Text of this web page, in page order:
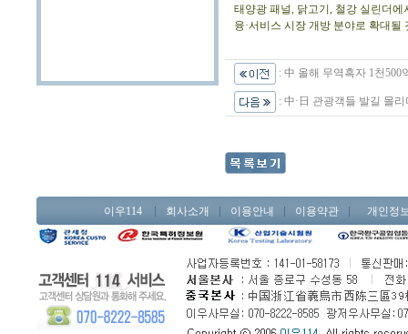
태양광 패널, 닭고기, 철강 실린더
융·서비스 시장 개방 분야로 확대될
: 中 올해 무역흑자 1천500
: 中·日 관광객들 발길 몰
이우114 회사소개 이용안내 이용약관 개인정